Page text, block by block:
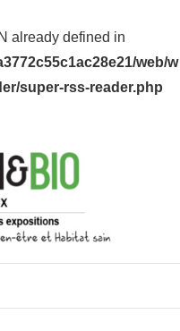
already defined in
web/w
super-rss-reader.php
BIO,
SAIN